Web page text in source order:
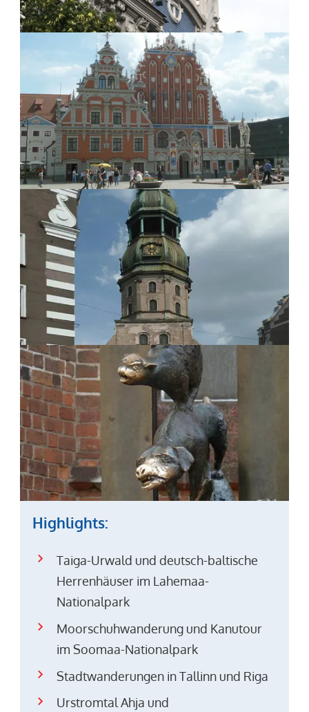
Highlights:
Taiga-Urwald und deutsch-baltische
Herrenhäuser im Lahemaa-
Nationalpark
Moorschuhwanderung und Kanutour
im Soomaa-Nationalpark
Stadtwanderungen in Tallinn und Riga
Urstromtal Ahja und